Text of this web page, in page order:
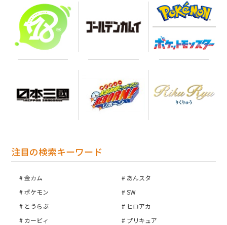
注目の検索キーワード
金カム
あんスタ
ポケモン
SW
とうらぶ
ヒロアカ
カービィ
プリキュア